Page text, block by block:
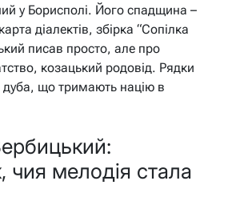
у Борисполі. Його спадщина –
діалектів, збірка “Сопілка
писав просто, але про
козацький родовід. Рядки
дуба, що тримають націю в
чия мелодія стала